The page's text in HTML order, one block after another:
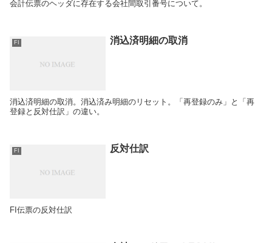
会計伝票のヘッダに存在する会社間取引番号について。
FI 消込済明細の取消
消込済明細の取消。消込済み明細のリセット。「再登録のみ」と「再
登録と反対仕訳」の違い。
FI 反対仕訳
FI伝票の反対仕訳